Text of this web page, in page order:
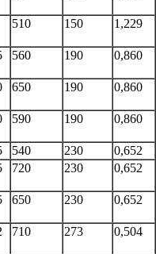
510 150 1,229
560 190 0,860
650 190 0,860
590 190 0,860
540 230
0,652
720 230 0,652
650 230 0,652
710 273 0,504